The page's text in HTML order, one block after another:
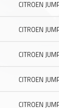
CITROEN
CITROEN
CITROEN
CITROEN
CITROEN